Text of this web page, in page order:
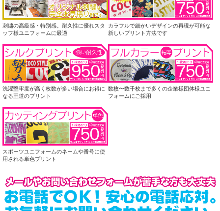
刺繍の高級感・特別感。耐久性に優れスタ
ッフ様ユニフォームに最適
カラフルで細かいデザインの再現が可能な
新しいプリント方法です
洗濯堅牢度が高く枚数が多い場合にお得に
なる王道のプリント
数枚〜数千枚まで多くの企業様団体様ユニ
フォームにご採用
スポーツユニフォームのネームや番号に使
用される単色プリント